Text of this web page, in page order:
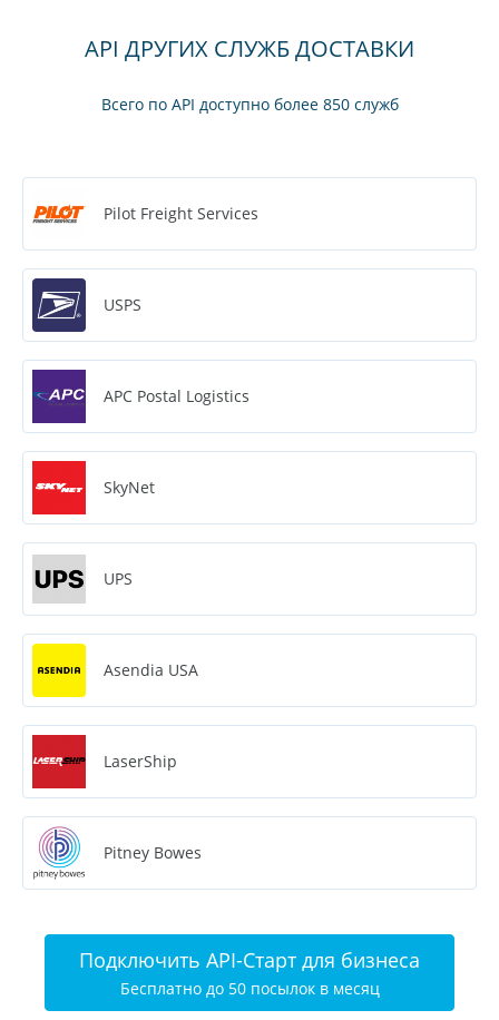
API ДРУГИХ СЛУЖБ ДОСТАВКИ
Всего по API доступно более 850 служб
Pilot Freight Services
USPS
APC Postal Logistics
SkyNet
UPS
Asendia USA
LaserShip
Pitney Bowes
Подключить API-Старт для бизнеса
Бесплатно до 50 посылок в месяц